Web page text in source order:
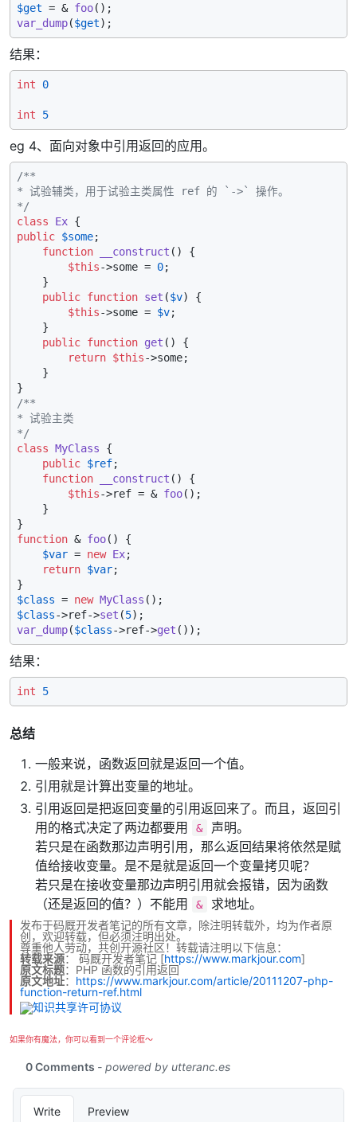
$get = & foo
var_dump($get
结果：
int 0
int 5
eg 4、面向对象中引用返回的应用。
/**
* 试验辅类，用于试验主类属性 ref 的 `->` 操作。
*/
class
Ex
public $some;
function
__construct ( ) {
$this->some = 0;
    }
public function set ($v) {
$this->some = $v;
    }
public function get ( ) {
return $this->some;
    }
/**
* 试验主类
*/
class MyClass
{
public $ref;
function
__construct ( ) {
$this->ref = & foo();
    }
function & foo( ) {
$var = new Ex;
return $var;
$class = new MyClass
$class->ref->set (5
var_dump($class->ref->get
结果：
int 5
总结
一般来说，函数返回就是返回一个值。
引用就是计算出变量的地址。
引用返回是把返回变量的引用返回来了。而且，返回引
用的格式决定了两边都要用
&
声明。
若只是在函数那边声明引用，那么返回结果将依然是赋
值给接收变量。是不是就是返回一个变量拷贝呢？
若只是在接收变量那边声明引用就会报错，因为函数
（还是返回的值？）不能用
& 求地址。
发布于码厩开发者笔记的所有文章，除注明转载外，均为作者原
创，欢迎转载，但必须注明出处。
尊重他人劳动，共创开源社区！转载请注明以下信息：
转载来源： 码厩开发者笔记 [https://www.markjour.com]
原文标题：PHP 函数的引用返回
原文地址： https://www.markjour.com/article/20111207-php-
function-return-ref.html
如果你有魔法，你可以看到一个评论框～